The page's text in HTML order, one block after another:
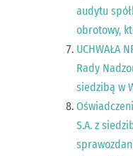
audytu
obrotowy,
UCHWAŁA
Rady
siedzibą w
S.A. z